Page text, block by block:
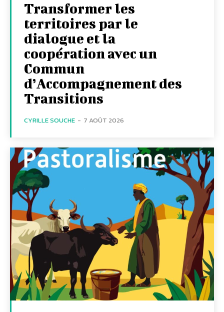
Transformer les
territoires par le
dialogue et la
coopération avec un
Commun
d’Accompagnement des
Transitions
CYRILLE SOUCHE - 7 AOÛT 2026